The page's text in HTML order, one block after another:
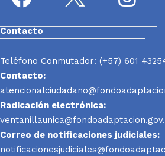
Contacto
Teléfono Conmutador: (+57) 601
Contacto:
Radicación electrónica:
Correo de notificaciones judiciales: